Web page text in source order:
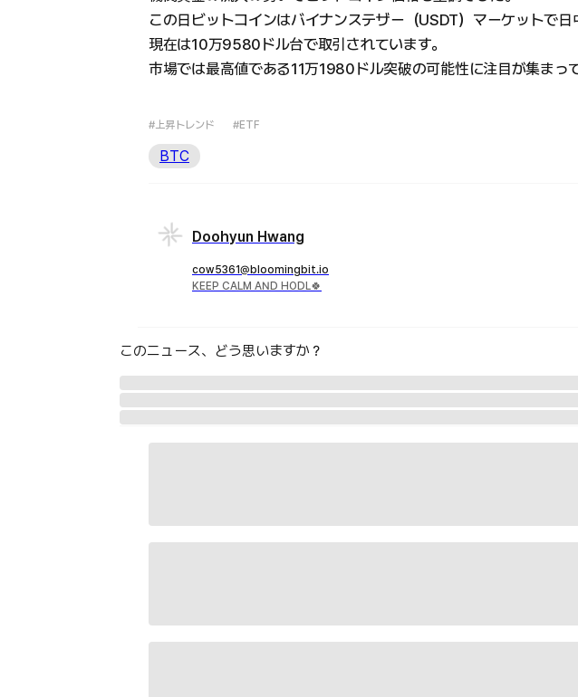
この日ビットコインはバイナンステザー（USDT）マーケットで日
現在は10万9580ドル台で取引されています。
市場では最高値である11万1980ドル突破の可能性に注目が集まっ
#上昇トレンド #ETF
BTC
Doohyun Hwang
cow5361@bloomingbit.io
KEEP CALM AND HODL🍀
このニュース、どう思いますか？